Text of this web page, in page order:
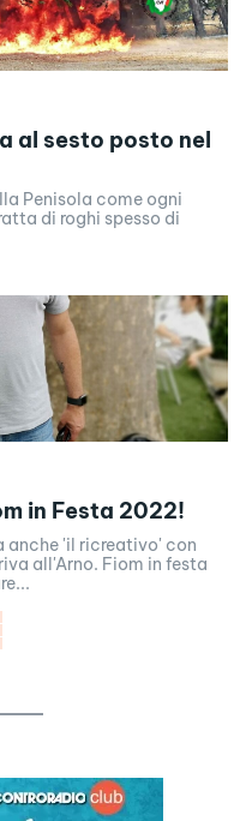
al sesto posto nel
Penisola come ogni
di roghi spesso di
in Festa 2022!
'il ricreativo' con
all'Arno. Fiom in festa